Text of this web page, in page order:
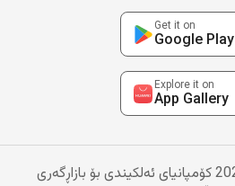
Get it on
Google Play
Explore it on
App Gallery
مافی لەبەرگرتنەوە © 2026 کۆمپانیای ئەلکیندی بۆ بازاڕگەری